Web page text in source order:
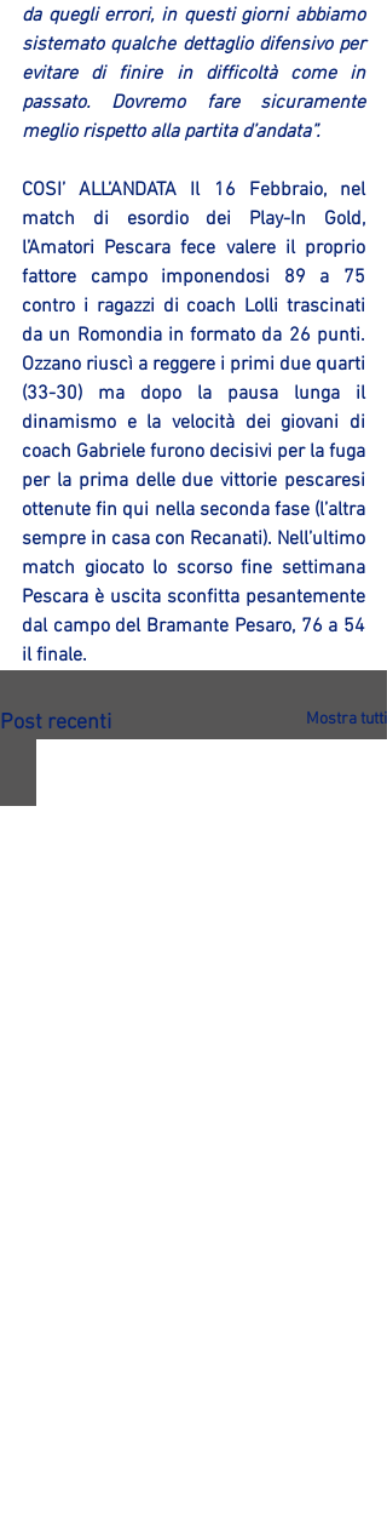
da quegli errori, in questi giorni abbiamo
sistemato qualche dettaglio difensivo per
evitare di finire in difficoltà come in
passato. Dovremo fare sicuramente
meglio rispetto alla partita d’andata”.
COSI’ ALL’ANDATA Il 16 Febbraio, nel
match di esordio dei Play-In Gold,
l’Amatori Pescara fece valere il proprio
fattore campo imponendosi 89 a 75
contro i ragazzi di coach Lolli trascinati
da un Romondia in formato da 26 punti.
Ozzano riuscì a reggere i primi due quarti
(33-30) ma dopo la pausa lunga il
dinamismo e la velocità dei giovani di
coach Gabriele furono decisivi per la fuga
per la prima delle due vittorie pescaresi
ottenute fin qui nella seconda fase (l’altra
sempre in casa con Recanati). Nell’ultimo
match giocato lo scorso fine settimana
Pescara è uscita sconfitta pesantemente
dal campo del Bramante Pesaro, 76 a 54
il finale.
Post recenti Mostra tutti